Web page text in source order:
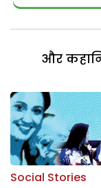
और
Social Stories